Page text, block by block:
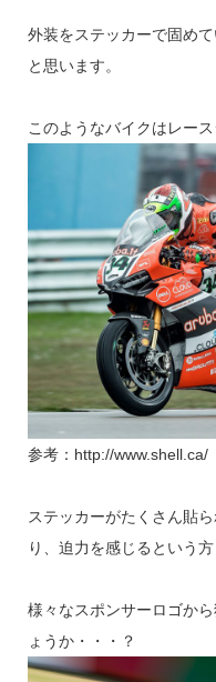
外装をステッカーで固め
と思います。
このようなバイクはレー
参考：http://www.shell.ca/
ステッカーがたくさん貼
り、迫力を感じるという
様々なスポンサーロゴか
ょうか・・・？